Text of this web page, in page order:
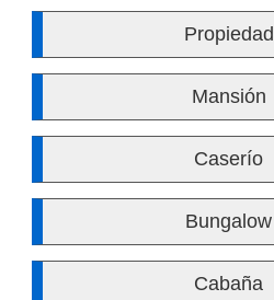
Propiedad
Mansión
Caserío
Bungalow
Cabaña